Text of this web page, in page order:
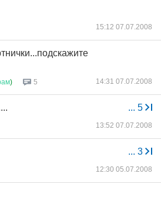
15:12 07.07.2008
) 5 14:31 07.07.2008
... 5
13:52 07.07.2008
... 3
12:30 05.07.2008